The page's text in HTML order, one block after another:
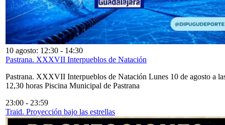
10 agosto: 12:30 - 14:30
Pastrana. XXXVII Interpueblos de Natación
Pastrana. XXXVII Interpueblos de Natación Lunes 10 de agosto a
12,30 horas Piscina Municipal de Pastrana
23:00 - 23:59
Traid. Proyección bajo las estrellas